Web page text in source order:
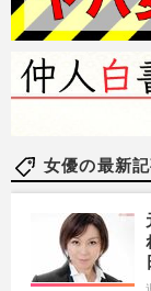
女優の最新